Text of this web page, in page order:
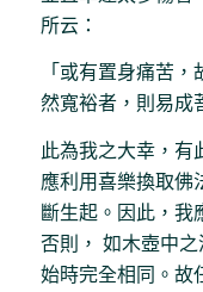
所云：
「或有置身痛苦
然寬裕者，則易成
此為我之大幸，有
應利用喜樂換取佛
斷生起。因此，我
否則， 如木壺中
始時完全相同。故